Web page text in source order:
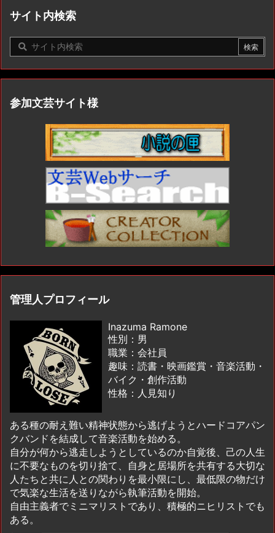
サイト内検索
参加文芸サイト様
管理人プロフィール
Inazuma Ramone
性別：男
職業：会社員
趣味：読書・映画鑑賞・音楽活動・
バイク・創作活動
性格：人見知り
ある種の耐え難い精神状態から逃げようとハードコアパン
クバンドを結成して音楽活動を始める。
自分が何から逃走しようとしているのか自覚後、己の人生
に不要なものを切り捨て、自身と居場所を共有する大切な
人たちと共に人との関わりを最小限にし、最低限の物だけ
で気楽な生活を送りながら執筆活動を開始。
自由主義者でミニマリストであり、積極的ニヒリストでも
ある。